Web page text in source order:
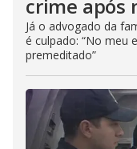
crime após
Já o advogado da
é culpado: “No meu
premeditado”